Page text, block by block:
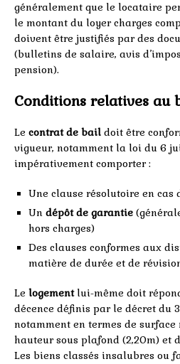
généralement que le locataire
le montant du loyer charges
doivent être justifiés par des
(bulletins de salaire, avis
pension).
Conditions relatives au
Le contrat de bail doit être
vigueur, notamment la loi du 6
impérativement comporter :
Une clause résolutoire en cas
Un dépôt de garantie
hors charges)
Des clauses conformes aux
matière de durée et de
Le logementlui-même doit
décence définis par le décret du
notamment en termes de surface
hauteur sous plafond (2,20m) et
Les biens classés insalubres ou